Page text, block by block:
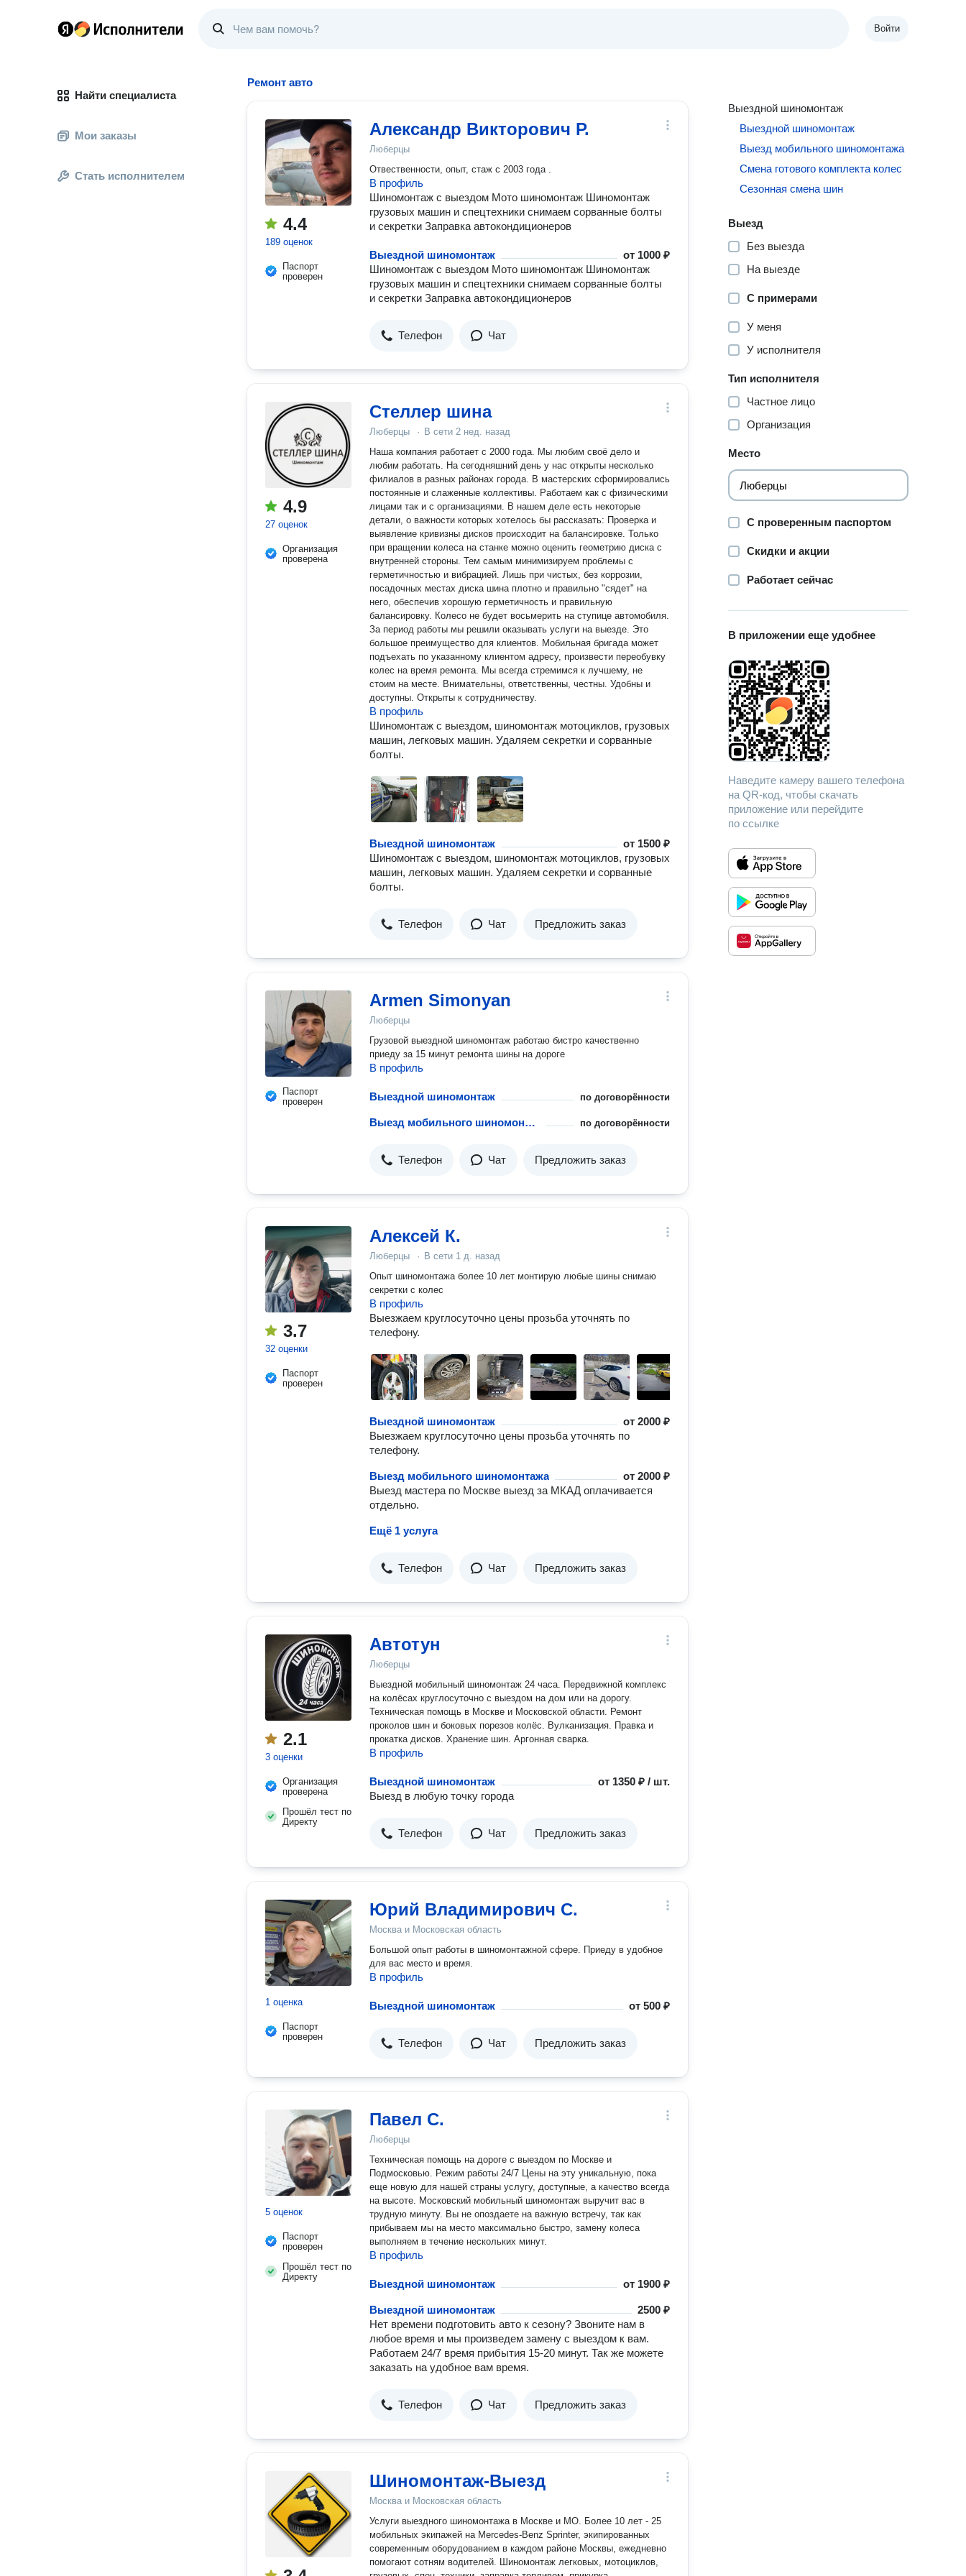
Войти
Найти специалиста
Мои заказы
Стать исполнителем
Ремонт авто
4.4
189 оценок
Паспорт
проверен
Александр Викторович Р.
Люберцы
Отвественности, опыт, стаж с 2003 года .
В профиль
Шиномонтаж с выездом Мото шиномонтаж Шиномонтаж
грузовых машин и спецтехники снимаем сорванные болты
и секретки Заправка автокондиционеров
Выездной шиномонтаж от 1000 ₽
Шиномонтаж с выездом Мото шиномонтаж Шиномонтаж
грузовых машин и спецтехники снимаем сорванные болты
и секретки Заправка автокондиционеров
Телефон Чат
4.9
27 оценок
Организация
проверена
Стеллер шина
Люберцы · В сети 2 нед. назад
Наша компания работает с 2000 года. Мы любим своё дело и
любим работать. На сегодняшний день у нас открыты несколько
филиалов в разных районах города. В мастерских сформировались
постоянные и слаженные коллективы. Работаем как с физическими
лицами так и с организациями. В нашем деле есть некоторые
детали, о важности которых хотелось бы рассказать: Проверка и
выявление кривизны дисков происходит на балансировке. Только
при вращении колеса на станке можно оценить геометрию диска с
внутренней стороны. Тем самым минимизируем проблемы с
герметичностью и вибрацией. Лишь при чистых, без коррозии,
посадочных местах диска шина плотно и правильно "сядет" на
него, обеспечив хорошую герметичность и правильную
балансировку. Колесо не будет восьмерить на ступице автомобиля.
За период работы мы решили оказывать услуги на выезде. Это
большое преимущество для клиентов. Мобильная бригада может
подъехать по указанному клиентом адресу, произвести переобувку
колес на время ремонта. Мы всегда стремимся к лучшему, не
стоим на месте. Внимательны, ответственны, честны. Удобны и
доступны. Открыты к сотрудничеству.
В профиль
Шиномонтаж с выездом, шиномонтаж мотоциклов, грузовых
машин, легковых машин. Удаляем секретки и сорванные
болты.
Выездной шиномонтаж от 1500 ₽
Шиномонтаж с выездом, шиномонтаж мотоциклов, грузовых
машин, легковых машин. Удаляем секретки и сорванные
болты.
Телефон Чат Предложить заказ
Паспорт
проверен
Armen Simonyan
Люберцы
Грузовой выездной шиномонтаж работаю бистро качественно
приеду за 15 минут ремонта шины на дороге
В профиль
Выездной шиномонтаж по договорённости
Выезд мобильного шиномонтажа по договорённости
Телефон Чат Предложить заказ
3.7
32 оценки
Паспорт
проверен
Алексей К.
Люберцы · В сети 1 д. назад
Опыт шиномонтажа более 10 лет монтирую любые шины снимаю
секретки с колес
В профиль
Выезжаем круглосуточно цены прозьба уточнять по
телефону.
Выездной шиномонтаж от2000 ₽
Выезжаем круглосуточно цены прозьба уточнять по
телефону.
Выезд мобильного шиномонтажа от2000 ₽
Выезд мастера по Москве выезд за МКАД оплачивается
отдельно.
Ещё 1 услуга
Телефон Чат Предложить заказ
2.1
3 оценки
Организация
проверена
Прошёл тест по
Директу
Автотун
Люберцы
Выездной мобильный шиномонтаж 24 часа. Передвижной комплекс
на колёсах круглосуточно с выездом на дом или на дорогу.
Техническая помощь в Москве и Московской области. Ремонт
проколов шин и боковых порезов колёс. Вулканизация. Правка и
прокатка дисков. Хранение шин. Аргонная сварка.
В профиль
Выездной шиномонтаж от 1350 ₽ / шт.
Выезд в любую точку города
Телефон Чат Предложить заказ
1 оценка
Паспорт
проверен
Юрий Владимирович С.
Москва и Московская область
Большой опыт работы в шиномонтажной сфере. Приеду в удобное
для вас место и время.
В профиль
Выездной шиномонтаж от500 ₽
Телефон Чат Предложить заказ
5 оценок
Паспорт
проверен
Прошёл тест по
Директу
Павел С.
Люберцы
Техническая помощь на дороге с выездом по Москве и
Подмосковью. Режим работы 24/7 Цены на эту уникальную, пока
еще новую для нашей страны услугу, доступные, а качество всегда
на высоте. Московский мобильный шиномонтаж выручит вас в
трудную минуту. Вы не опоздаете на важную встречу, так как
прибываем мы на место максимально быстро, замену колеса
выполняем в течение нескольких минут.
В профиль
Выездной шиномонтаж от 1900 ₽
Выездной шиномонтаж
2500 ₽
Нет времени подготовить авто к сезону? Звоните нам в
любое время и мы произведем замену с выездом к вам.
Работаем 24/7 время прибытия 15-20 минут. Так же можете
заказать на удобное вам время.
Телефон Чат Предложить заказ
Шиномонтаж-Выезд
Москва и Московская область
Услуги выездного шиномонтажа в Москве и МО. Более 10 лет - 25
мобильных экипажей на Mercedes-Benz Sprinter, экипированных
современным оборудованием в каждом районе Москвы, ежедневно
помогают сотням водителей. Шиномонтаж легковых, мотоциклов,
Выездной шиномонтаж
Выездной шиномонтаж
Выезд мобильного шиномонтажа
Смена готового комплекта колес
Сезонная смена шин
Выезд
Без выезда
На выезде
С примерами
У меня
У исполнителя
Тип исполнителя
Частное лицо
Организация
Место
С проверенным паспортом
Скидки и акции
Работает сейчас
В приложении еще удобнее
Наведите камеру вашего телефона
на QR-код, чтобы скачать
приложение или перейдите
по ссылке